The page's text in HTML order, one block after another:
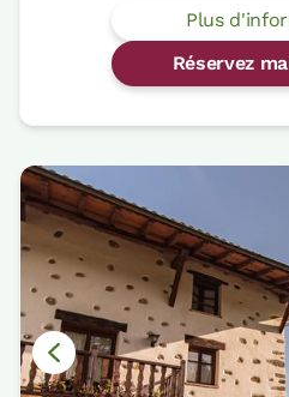
Plus
Réservez